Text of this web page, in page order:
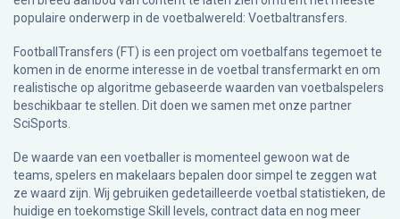
populaire onderwerp in de voetbalwereld: Voetbaltransfers.
FootballTransfers (FT) is een project om voetbalfans tegemoet te
komen in de enorme interesse in de voetbal transfermarkt en om
realistische op algoritme gebaseerde waarden van voetbalspelers
beschikbaar te stellen. Dit doen we samen met onze partner
SciSports
De waarde van een voetballer is momenteel gewoon wat de
teams, spelers en makelaars bepalen door simpel te zeggen wat
ze waard zijn. Wij gebruiken gedetailleerde voetbal statistieken, de
huidige en toekomstige Skill levels, contract data en nog meer